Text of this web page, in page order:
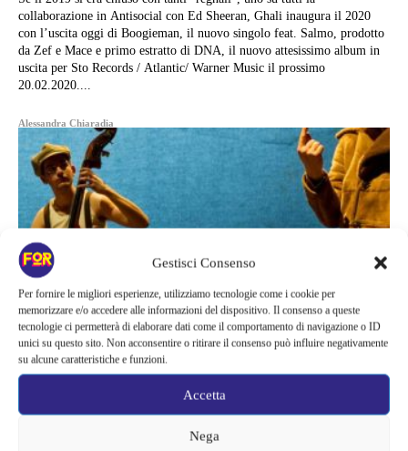
Gestisci Consenso
Per fornire le migliori esperienze, utilizziamo tecnologie come i cookie per
memorizzare e/o accedere alle informazioni del dispositivo. Il consenso a queste
tecnologie ci permetterà di elaborare dati come il comportamento di navigazione o ID
unici su questo sito. Non acconsentire o ritirare il consenso può influire negativamente
su alcune caratteristiche e funzioni.
Accetta
Nega
collaborazione in Antisocial con Ed Sheeran, Ghali inaugura il 2020
con l’uscita oggi di Boogieman, il nuovo singolo feat. Salmo, prodotto
da Zef e Mace e primo estratto di DNA, il nuovo attesissimo album in
uscita per Sto Records / Atlantic/ Warner Music il prossimo
20.02.2020....
Alessandra Chiaradia
Musica